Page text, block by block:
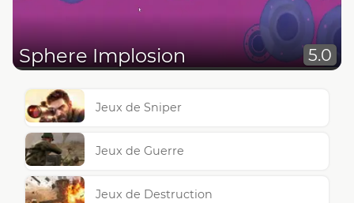
Sphere Implosion 5.0
Jeux de Sniper
Jeux de Guerre
Jeux de Destruction